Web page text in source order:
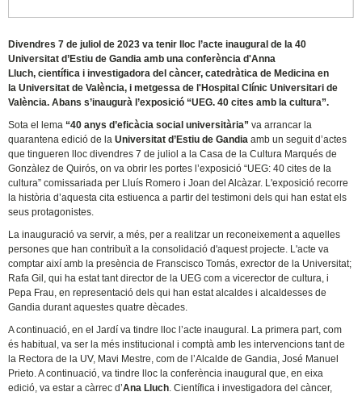
Divendres 7 de juliol de 2023 va tenir lloc l’acte inaugural de la 40
Universitat d’Estiu de Gandia amb una conferència d'Anna
Lluch, científica i investigadora del càncer, catedràtica de Medicina en
la Universitat de València, i metgessa de l'Hospital Clínic Universitari de
València. Abans s’inaugurà l’exposició “UEG. 40 cites amb la cultura”.
Sota el lema“40 anys d’eficàcia social universitària” va arrancar la
quarantena edició de laUniversitat d’Estiu de Gandia amb un seguit d’actes
que tingueren lloc divendres 7 de juliol a la Casa de la Cultura Marqués de
Gonzàlez de Quirós, on va obrir les portes l’exposició “UEG: 40 cites de la
cultura” comissariada per Lluís Romero i Joan del Alcàzar. L'exposició recorre
la història d’aquesta cita estiuenca a partir del testimoni dels qui han estat els
seus protagonistes.
La inauguració va servir, a més, per a realitzar un reconeixement a aquelles
persones que han contribuït a la consolidació d'aquest projecte. L'acte va
comptar així amb la presència de Franscisco Tomás, exrector de la Universitat;
Rafa Gil, qui ha estat tant director de la UEG com a vicerector de cultura, i
Pepa Frau, en representació dels qui han estat alcaldes i alcaldesses de
Gandia durant aquestes quatre dècades.
A continuació, en el Jardí va tindre lloc l’acte inaugural. La primera part, com
és habitual, va ser la més institucional i comptà amb les intervencions tant de
la Rectora de la UV, Mavi Mestre, com de l’Alcalde de Gandia, José Manuel
Prieto. A continuació, va tindre lloc la conferència inaugural que, en eixa
edició, va estar a càrrec d’Ana Lluch. Científica i investigadora del càncer,